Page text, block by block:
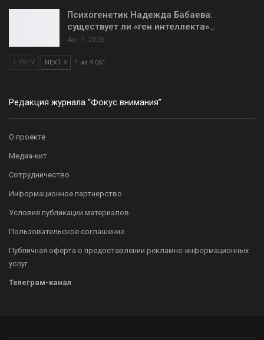
Психогенетик Надежда Бабаева:
существует ли «ген интеллекта»…
Авг 7, 2026
PREV NEXT 1 из 4 051
Редакция журнала “Фокус внимания”
О проекте
Медиа-кит
Сотрудничество
Информационное партнерство
Условия публикации материалов
Пользовательское соглашение
Публичная оферта о предоставлении рекламно-информационных
услуг
Телеграм-канал